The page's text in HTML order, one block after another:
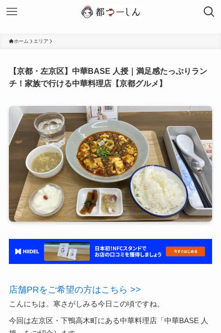
ホーム エリア
【京都・左京区】中華BASE 人授｜満足感たっぷりラン
チ！家族で行ける中華料理店【京都グルメ】
店舗PRをご希望の方はこちら >>
こんにちは。寒さがしみる今日この頃ですね。
今回は左京区・下鴨高木町にある中華料理店「中華BASE 人